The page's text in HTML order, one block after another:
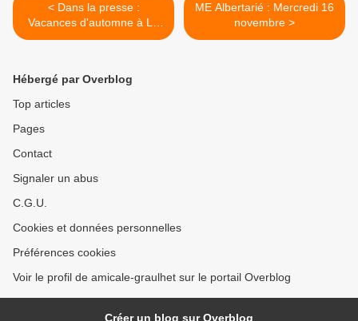
< Dans la presse :
Vacances d'automne à La
Courbe
ME Albertarié : Mercredi 16
novembre >
Hébergé par Overblog
Top articles
Pages
Contact
Signaler un abus
C.G.U.
Cookies et données personnelles
Préférences cookies
Voir le profil de amicale-graulhet sur le portail Overblog
Créer un blog sur Overblog